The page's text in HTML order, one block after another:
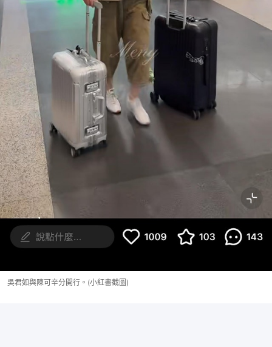
吳君如與陳可辛分開行。(小紅書截圖)